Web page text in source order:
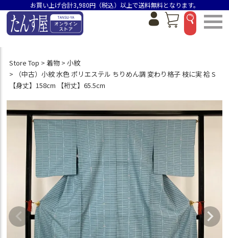
お買い上げ合計3,980円（税込）以上で送料無料となります。
Store Top 着物
小紋
（中古）小紋 水色 ポリエステル ちりめん調 変わり格子 枝に実 袷 S
【身丈】158cm 【裄丈】65.5cm